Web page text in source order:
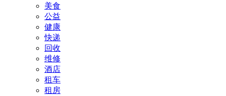
美食
公益
健康
快递
回收
维修
酒店
租车
租房